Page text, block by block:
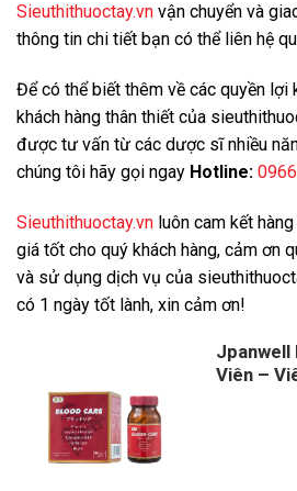
Sieuthithuoctay.vn vận chuyển và
thông tin chi tiết bạn có thể liên hệ
Để có thể biết thêm về các quyền lợi
khách hàng thân thiết của
được tư vấn từ các dược sĩ nhiều
chúng tôi hãy gọi ngay Hotline:
Sieuthithuoctay.vn luôn cam kết
giá tốt cho quý khách hàng, cảm ơn
và sử dụng dịch vụ của
có 1 ngày tốt lành, xin cảm ơn!
Jpanwell
Viên –